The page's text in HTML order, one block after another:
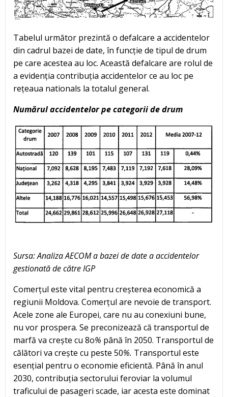
Tabelul următor prezintă o defalcare a accidentelor
din cadrul bazei de date, în funcție de tipul de drum
pe care acestea au loc. Această defalcare are rolul de
a evidenția contribuția accidentelor ce au loc pe
rețeaua nationals la totalul general.
Numărul accidentelor pe categorii de drum
Sursa: Analiza AECOM a bazei de date a accidentelor
gestionată de către IGP
Comerțul este vital pentru creșterea economică a
regiunii Moldova. Comerțul are nevoie de transport.
Acele zone ale Europei, care nu au conexiuni bune,
nu vor prospera. Se preconizează că transportul de
marfă va crește cu 8o% până în 2050. Transportul de
călători va crește cu peste 50%. Transportul este
esențial pentru o economie eficientă. Până în anul
2030, contribuția sectorului feroviar la volumul
traficului de pasageri scade, iar acesta este dominat